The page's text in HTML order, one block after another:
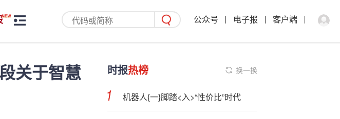
公众号 电子报 客户端
关于智慧
时报热榜 换一换
机器人{一}脚踏<入>“性价比”时代